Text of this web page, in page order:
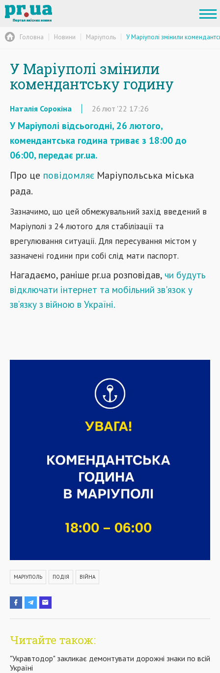
Головна Новини Маріуполь У Маріуполі змінили
У Маріуполі змінили
комендантську годину
Наталія Сорокіна 26 лют '22 17:26
У Маріуполі відсьогодні, 26 лютого,
комендантська година триває з 18:00 до
06:00, передає pr.ua.
Про це повідомляє Маріупольська міська
рада.
Зазначимо, що цей обмежувальний захід введений в
Маріуполі з 24 лютого для стабілізації та
врегулювання ситуації. Для пересування містом у
зазначені години при собі слід мати паспорт.
Нагадаємо, раніше pr.ua розповідав, чи будуть
відключати інтернет та мобільний зв'язок у
зв’язку з війною в Україні.
МАРІУПОЛЬ ПОДІЯ ВІЙНА
Читайте також:
"Укравтодор" закликає демонтувати дорожні знаки по всій
Україні